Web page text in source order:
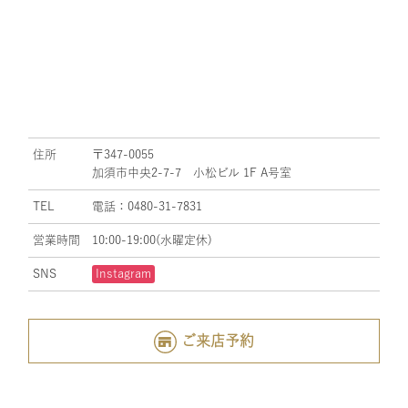
住所
〒347-0055
加須市中央2-7-7 小松ビル 1F A号室
TEL 電話：0480-31-7831
営業時間 10:00-19:00(水曜定休)
SNS Instagram
ご来店予約